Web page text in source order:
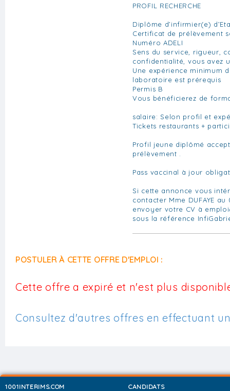
PROFIL RECHERCHE
Diplôme d’infirmier(e)
Certificat de prélèvement
Numéro ADELI
Sens du service, rigueur,
confidentialité, vous avez
Une expérience minimum
laboratoire est prérequis
Permis B
Vous bénéficierez de
salaire: Selon profil et
Tickets restaurants +
Profil jeune diplômé
prélèvement .
Pass vaccinal à jour
Si cette annonce vous
contacter Mme DUFAYE au
envoyer votre CV à
sous la référence
POSTULER À CETTE OFFRE D'EMPLOI :
Cette offre a expiré et n'est plus
Consultez d'autres offres en effectuant
1001INTERIMS.COM
CANDIDATS